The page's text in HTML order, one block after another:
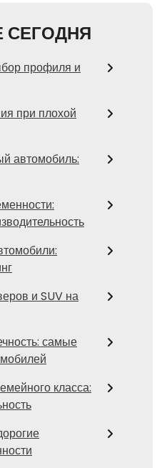
СЕГОДНЯ
профиля и
при плохой
автомобиль:
и SUV на
самые
класса: